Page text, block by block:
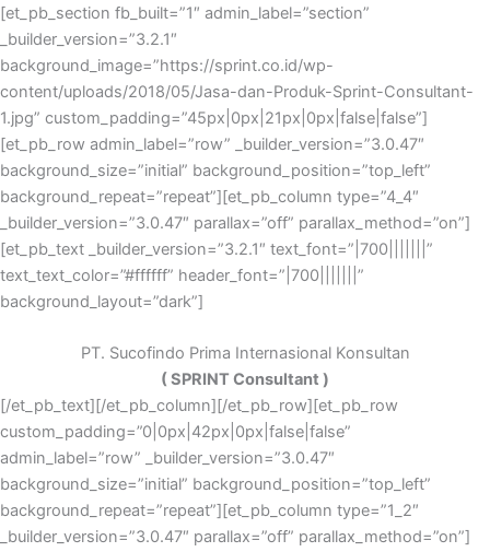
Skip
to
content
[et_pb_section fb_built=”1″ admin_label=”section”
_builder_version=”3.2.1″
background_image=”https://sprint.co.id/wp-
content/uploads/2018/05/Jasa-dan-Produk-Sprint-Consultant-
1.jpg” custom_padding=”45px|0px|21px|0px|false|false”]
[et_pb_row admin_label=”row” _builder_version=”3.0.47″
background_size=”initial” background_position=”top_left”
background_repeat=”repeat”][et_pb_column type=”4_4″
_builder_version=”3.0.47″ parallax=”off” parallax_method=”on”]
[et_pb_text _builder_version=”3.2.1″ text_font=”|700|||||||”
text_text_color=”#ffffff” header_font=”|700|||||||”
background_layout=”dark”]
PT. Sucofindo Prima Internasional Konsultan
( SPRINT Consultant )
[/et_pb_text][/et_pb_column][/et_pb_row][et_pb_row
custom_padding=”0|0px|42px|0px|false|false”
admin_label=”row” _builder_version=”3.0.47″
background_size=”initial” background_position=”top_left”
background_repeat=”repeat”][et_pb_column type=”1_2″
_builder_version=”3.0.47″ parallax=”off” parallax_method=”on”]